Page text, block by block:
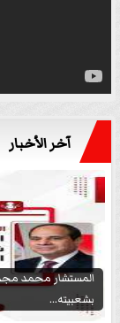
آخر الأخبار
المستشار محمد
بشعبيته...